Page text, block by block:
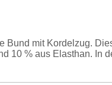
Bund mit Kordelzug.
10 % aus Elasthan. In